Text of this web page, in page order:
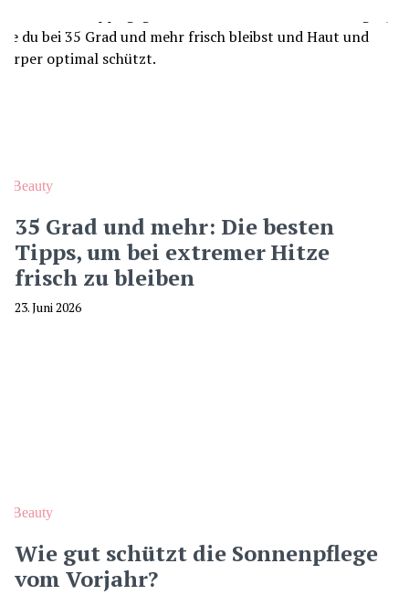
Beauty
35 Grad und mehr: Die besten
Tipps, um bei extremer Hitze
frisch zu bleiben
23. Juni 2026
Beauty
Wie gut schützt die Sonnenpflege
vom Vorjahr?